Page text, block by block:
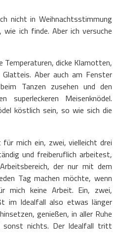
nicht in Weihnachtsstimmung
ich finde. Aber ich versuche
Temperaturen, dicke Klamotten,
Glatteis. Aber auch am Fenster
Tanzen zusehen und den
Meisenknödel.
köstlich sein, so wie sich die
mich ein, zwei, vielleicht drei
und freiberuflich arbeitest,
der nur mit dem
Tag machen möchte, wenn
mich keine Arbeit. Ein, zwei,
im Idealfall also etwas länger
genießen, in aller Ruhe
sonst nichts. Der Idealfall tritt